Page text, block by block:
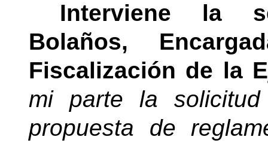
Interviene la
Bolaños,
Fiscalización de la
mi parte la
propuesta de